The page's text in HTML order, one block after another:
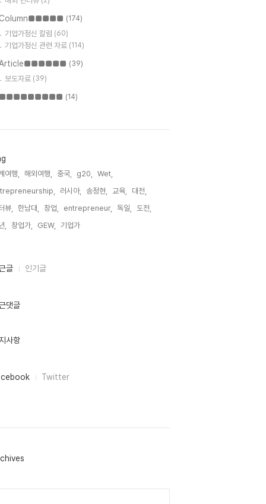
(174)
기업가정신 칼럼 (60)
기업가정신 관련 자료 (114)
(39)
보도자료 (39)
(14)
여행, 해외여행, 중국, g20,
Wet,
러시아, 송정현, 교육,
대전,
뷰,
한남대, 창업, entrepreneur, 독일,
도전,
,
창업가, GEW, 기업가,
글 인기글
댓글
사항
Twitter